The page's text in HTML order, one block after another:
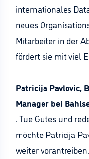
internationales
neues
Mitarbeiter in der
fördert sie mit viel
Patricija Pavlovic,
Manager bei
. Tue Gutes und
möchte Patricija
weiter